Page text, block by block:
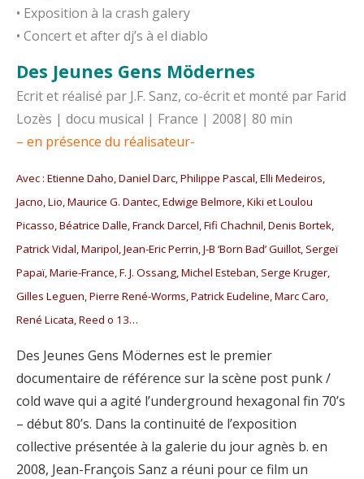
• Exposition à la crash galery
• Concert et after dj’s à el diablo
Des Jeunes Gens Mödernes
Ecrit et réalisé par J.F. Sanz, co-écrit et monté par Farid
Lozès | docu musical | France | 2008| 80 min
– en présence du réalisateur-
Avec : Etienne Daho, Daniel Darc, Philippe Pascal, Elli Medeiros,
Jacno, Lio, Maurice G. Dantec, Edwige Belmore, Kiki et Loulou
Picasso, Béatrice Dalle, Franck Darcel, Fifi Chachnil, Denis Bortek,
Patrick Vidal, Maripol, Jean-Eric Perrin, J-B ‘Born Bad’ Guillot, Sergeï
Papaï, Marie-France, F. J. Ossang, Michel Esteban, Serge Kruger,
Gilles Leguen, Pierre René-Worms, Patrick Eudeline, Marc Caro,
René Licata, Reed o 13…
Des Jeunes Gens Mödernes est le premier
documentaire de référence sur la scène post punk /
cold wave qui a agité l’underground hexagonal fin 70’s
– début 80’s. Dans la continuité de l’exposition
collective présentée à la galerie du jour agnès b. en
2008, Jean-François Sanz a réuni pour ce film un